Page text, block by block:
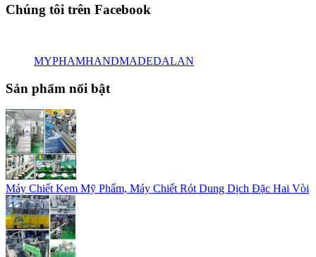
Chúng tôi trên Facebook
MYPHAMHANDMADEDALAN
Sản phẩm nổi bật
Máy Chiết Kem Mỹ Phẩm, Máy Chiết Rót Dung Dịch Đặc Hai Vòi